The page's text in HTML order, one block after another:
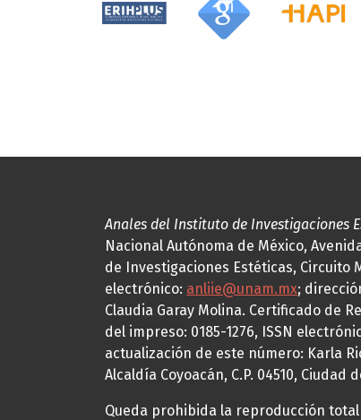
Anales del Instituto de Investigaciones
Nacional Autónoma de México,
de Investigaciones Estéticas, Circuito
electrónico: anliie@unam.mx;
Claudia Garay Molina. Certificado de
del impreso: 0185-1276, ISSN
actualización de este número: Karla
Alcaldía Coyoacán, C.P. 04510,
Queda prohibida la reproducción